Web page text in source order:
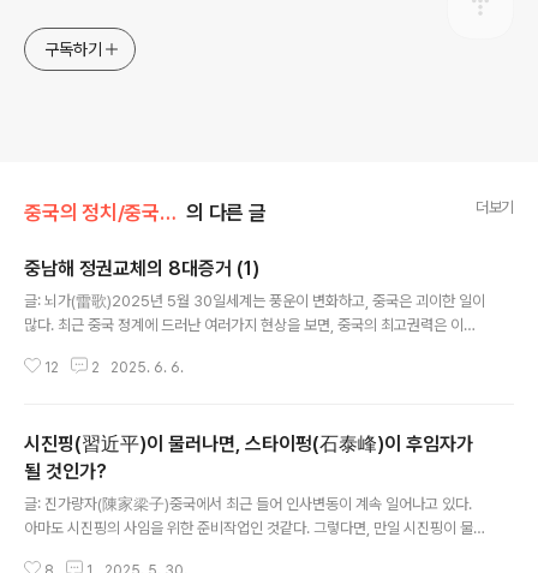
구독하기
중국의 정치/중국의 정치 의 다른 글 더보기
중남해 정권교체의 8대증거 (1)
글: 뇌가(雷歌)2025년 5월 30일​세계는 풍운이 변화하고, 중국은 괴이한 일이
많다. 최근 중국 정계에 드러난 여러가지 현상을 보면, 중국의 최고권력은 이미
재 이미 허군(虛君)이 되었다: 그가 아직 신문에서 당당하게 지시를 내리고 있
은 관료사회에서 무더기로 쓰러지고, 쫓겨나거나 주변으로 밀려났다; 관영매체
에서도 그를 칭송하고 아부하던 구호가 매일 화면을 가득 채웠지만, 지금은 조
용히 사라졌으며, 그의 이름을 직접 거명하지 않으면서 개인숭배와 일언당(一
言堂)을 비판하는 글이 ..
12 2 2025. 6. 6.
시진핑(習近平)이 물러나면, 스타이펑(石泰峰)이 후임자가
될 것인가?
글: 진가량자(陳家梁子)​중국에서 최근 들어 인사변동이 계속 일어나고 있다.
아마도 시진핑의 사임을 위한 준비작업인 것같다. 그렇다면, 만일 시진핑이 물